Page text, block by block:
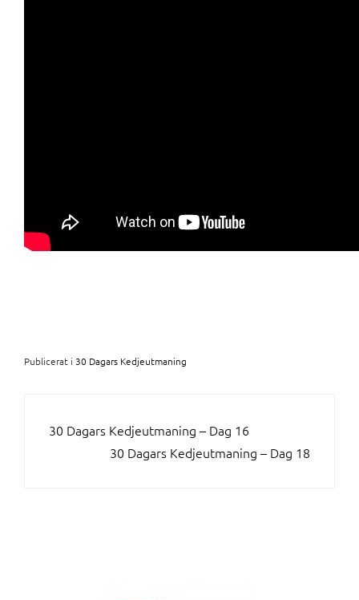
Publicerat i 30 Dagars Kedjeutmaning
INLÄGGSNAVIGERING
30 Dagars Kedjeutmaning – Dag 16
30 Dagars Kedjeutmaning – Dag 18